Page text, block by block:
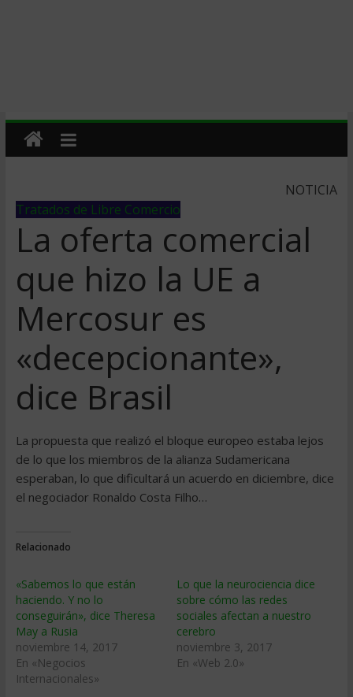
NOTICIA
Tratados de Libre Comercio
La oferta comercial
que hizo la UE a
Mercosur es
«decepcionante»,
dice Brasil
La propuesta que realizó el bloque europeo estaba lejos
de lo que los miembros de la alianza Sudamericana
esperaban, lo que dificultará un acuerdo en diciembre, dice
el negociador Ronaldo Costa Filho…
Relacionado
«Sabemos lo que están
haciendo. Y no lo
conseguirán», dice Theresa
May a Rusia
noviembre 14, 2017
En «Negocios
Internacionales»
Lo que la neurociencia dice
sobre cómo las redes
sociales afectan a nuestro
cerebro
noviembre 3, 2017
En «Web 2.0»